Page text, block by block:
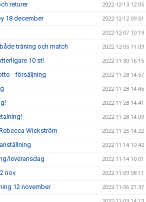
returer 2022-12-13 12:05
18 december 2022-12-12 09:51
2022-12-07 10:19
träning och match 2022-12-05 11:09
10 st! 2022-11-30 16:15
- försäljning 2022-11-28 14:57
2022-11-28 14:45
2022-11-28 14:41
2022-11-28 14:09
Wickström 2022-11-25 14:22
2022-11-14 10:42
leveransdag 2022-11-14 10:01
nov 2022-11-09 08:11
12 november 2022-11-06 21:37